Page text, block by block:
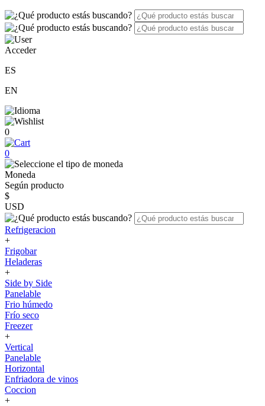
Acceder
ES
EN
0
0
Moneda
Según producto
$
USD
Refrigeracion
+
Frigobar
Heladeras
+
Side by Side
Panelable
Frio húmedo
Frío seco
Freezer
+
Vertical
Panelable
Horizontal
Enfriadora de vinos
Coccion
+